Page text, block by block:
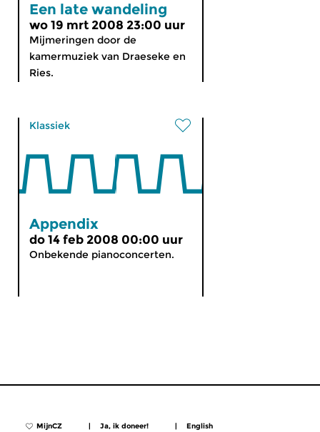
Een late wandeling
wo 19 mrt 2008 23:00 uur
Mijmeringen door de
kamermuziek van Draeseke en
Ries.
Klassiek
Appendix
do 14 feb 2008 00:00 uur
Onbekende pianoconcerten.
MijnCZ | Ja, ik doneer! | English